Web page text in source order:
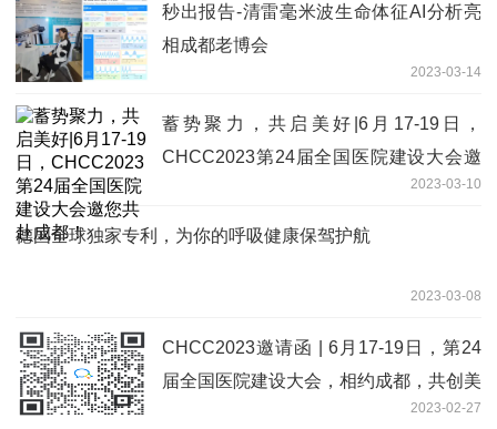
秒出报告-清雷毫米波生命体征AI分析亮
相成都老博会
2023-03-14
蓄势聚力，共启美好|6月17-19日，
CHCC2023第24届全国医院建设大会邀
2023-03-10
德国全球独家专利，为你的呼吸健康保驾护航
2023-03-08
CHCC2023邀请函 | 6月17-19日，第24
届全国医院建设大会，相约成都，共创美
2023-02-27